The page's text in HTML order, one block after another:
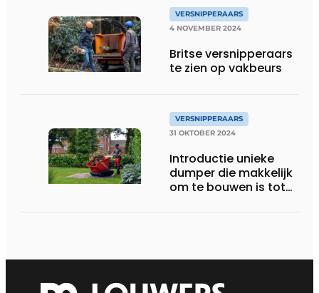
VERSNIPPERAARS
4 NOVEMBER 2024
Britse versnipperaars
te zien op vakbeurs
VERSNIPPERAARS
31 OKTOBER 2024
Introductie unieke
dumper die makkelijk
om te bouwen is tot